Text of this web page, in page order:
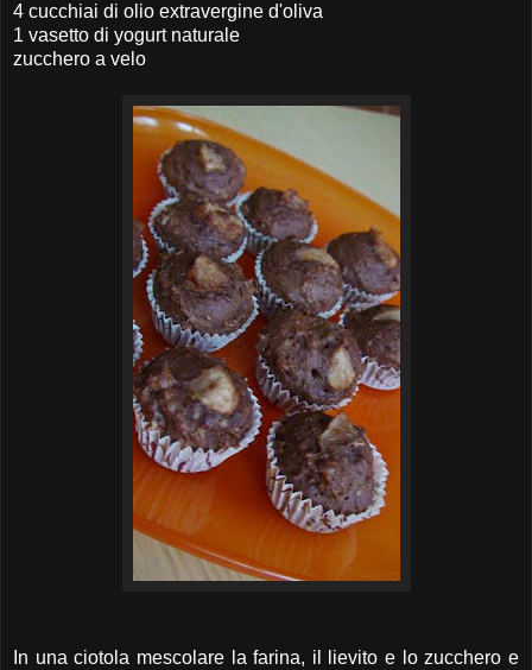
4 cucchiai di olio extravergine d'oliva
1 vasetto di yogurt naturale
zucchero a velo
In una ciotola mescolare la farina, il lievito e lo zucchero e